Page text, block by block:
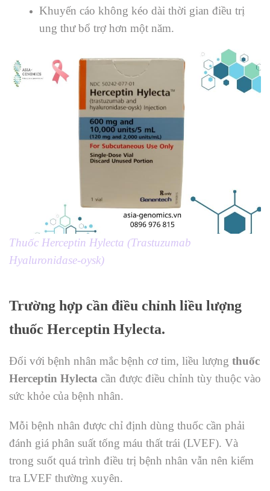
Khuyến cáo không kéo dài thời gian điều trị
ung thư bổ trợ hơn một năm.
Thuốc Herceptin Hylecta (Trastuzumab
Hyaluronidase-oysk)
Trường hợp cần điều chỉnh liều lượng
thuốc Herceptin Hylecta.
Đối với bệnh nhân mắc bệnh cơ tim, liều lượng thuốc
Herceptin Hylecta cần được điều chỉnh tùy thuộc vào
sức khỏe của bệnh nhân.
Mỗi bệnh nhân được chỉ định dùng thuốc cần phải
đánh giá phân suất tống máu thất trái (LVEF). Và
trong suốt quá trình điều trị bệnh nhân vẫn nên kiểm
tra LVEF thường xuyên.